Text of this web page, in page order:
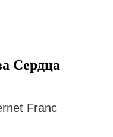
Сердца
Franc